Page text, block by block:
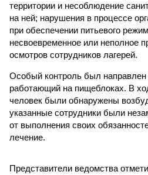
территории и несоблюдение
на ней; нарушения в процессе
при обеспечении питьевого
несвоевременное или неполное
осмотров сотрудников лагерей.
Особый контроль был направлен
работающий на пищеблоках. В
человек были обнаружены
указанные сотрудники были
от выполнения своих
лечение.
Представители ведомства